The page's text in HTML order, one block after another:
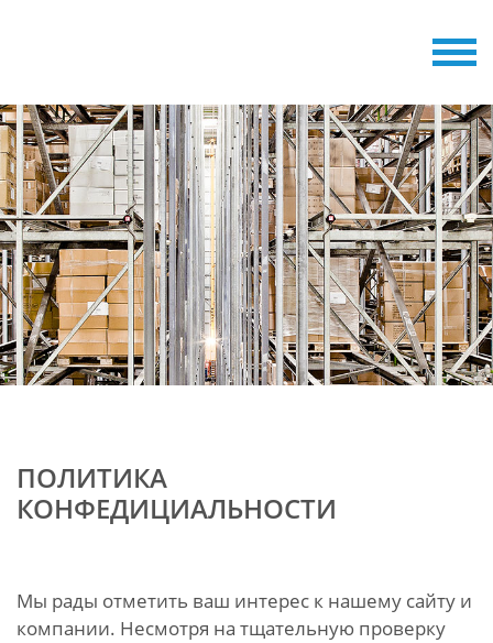
ПОЛИТИКА
КОНФЕДИЦИАЛЬНОСТИ
Мы рады отметить ваш интерес к нашему сайту и
компании. Несмотря на тщательную проверку